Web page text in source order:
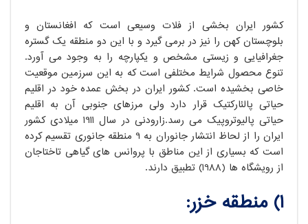
کشور ایران بخشی از فلات وسیعی است که افغانستان و
بلوچستان کهن را نیز در برمی گیرد و با این دو منطقه یک گستره
جغرافیایی و زیستی مشخص و یکپارچه را به وجود می آورد.
تنوع محصول شرایط مختلفی است که به این سرزمین موقعیت
خاصی بخشیده است. کشور ایران در بخش عمده خود در اقلیم
حیاتی پالئارکتیک قرار دارد ولی مرزهای جنوبی آن به اقلیم
حیاتی پالیوتروپیک می رسد.زارودنی در سال 1911 میلادی کشور
ایران را از لحاظ انتشار جانوران به 9 منطقه جانوری تقسیم کرده
است که بسیاری از این مناطق با پروانس های گیاهی تاختاجان
از رویشگاه ها (1988) تطبیق دارند.
1) منطقه خزر: